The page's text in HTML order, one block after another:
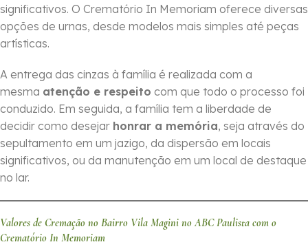
significativos. O Crematório In Memoriam oferece diversas
opções de urnas, desde modelos mais simples até peças
artísticas.
A entrega das cinzas à família é realizada com a
mesma atenção e respeito com que todo o processo foi
conduzido. Em seguida, a família tem a liberdade de
decidir como desejar honrar a memória, seja através do
sepultamento em um jazigo, da dispersão em locais
significativos, ou da manutenção em um local de destaque
no lar.
Valores de Cremação no Bairro Vila Magini no ABC Paulista com o
Crematório In Memoriam